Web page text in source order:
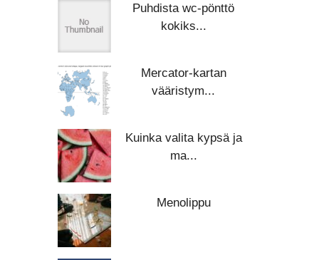
Puhdista wc-pönttö
kokiks...
Mercator-kartan
vääristym...
Kuinka valita kypsä ja
ma...
Menolippu